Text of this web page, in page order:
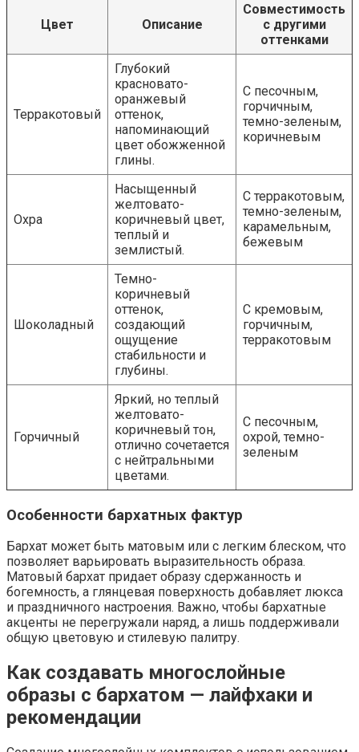
Цвет Описание
Совместимость
с другими
оттенками
Терракотовый
Глубокий
красновато-
оранжевый
оттенок,
напоминающий
цвет обожженной
глины.
С песочным,
горчичным,
темно-зеленым,
коричневым
Охра
Насыщенный
желтовато-
коричневый цвет,
теплый и
землистый.
С терракотовым,
темно-зеленым,
карамельным,
бежевым
Шоколадный
Темно-
коричневый
оттенок,
создающий
ощущение
стабильности и
глубины.
С кремовым,
горчичным,
терракотовым
Горчичный
Яркий, но теплый
желтовато-
коричневый тон,
отлично сочетается
с нейтральными
цветами.
С песочным,
охрой, темно-
зеленым
Особенности бархатных фактур
Бархат может быть матовым или с легким блеском, что
позволяет варьировать выразительность образа.
Матовый бархат придает образу сдержанность и
богемность, а глянцевая поверхность добавляет люкса
и праздничного настроения. Важно, чтобы бархатные
акценты не перегружали наряд, а лишь поддерживали
общую цветовую и стилевую палитру.
Как создавать многослойные
образы с бархатом — лайфхаки и
рекомендации